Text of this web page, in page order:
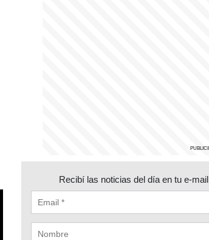
Recibí las noticias del día en tu e-mail